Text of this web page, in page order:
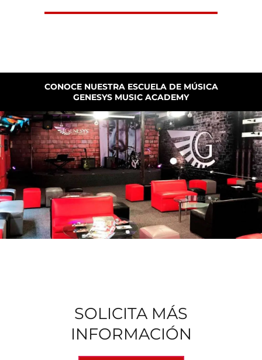
CONOCE NUESTRA ESCUELA DE MÚSICA
GENESYS MUSIC ACADEMY
SOLICITA MÁS
INFORMACIÓN